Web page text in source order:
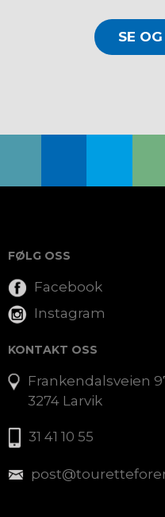
SE
FØLG OSS
Facebook
Instagram
KONTAKT OSS
Frankendalsveien
3274 Larvik
31 41 10 55